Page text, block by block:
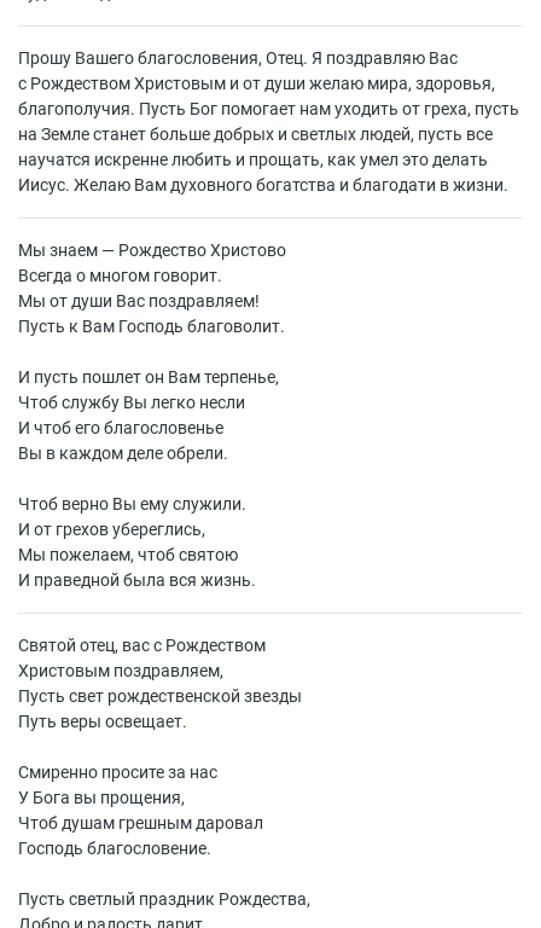
Прошу Вашего благословения, Отец. Я поздравляю Вас
с Рождеством Христовым и от души желаю мира, здоровья,
благополучия. Пусть Бог помогает нам уходить от греха, пусть
на Земле станет больше добрых и светлых людей, пусть все
научатся искренне любить и прощать, как умел это делать
Иисус. Желаю Вам духовного богатства и благодати в жизни.
Мы знаем — Рождество Христово
Всегда о многом говорит.
Мы от души Вас поздравляем!
Пусть к Вам Господь благоволит.
И пусть пошлет он Вам терпенье,
Чтоб службу Вы легко несли
И чтоб его благословенье
Вы в каждом деле обрели.
Чтоб верно Вы ему служили.
И от грехов убереглись,
Мы пожелаем, чтоб святою
И праведной была вся жизнь.
Святой отец, вас с Рождеством
Христовым поздравляем,
Пусть свет рождественской звезды
Путь веры освещает.
Смиренно просите за нас
У Бога вы прощения,
Чтоб душам грешным даровал
Господь благословение.
Пусть светлый праздник Рождества,